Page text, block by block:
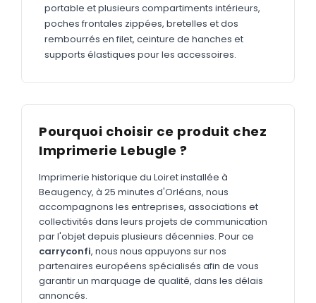
Étiquettes adhésives
Étiquettes adhésives en bobine
Adhésifs vitrine
Polos Nouveau
GOODIES
Catalogue complet Nouveau
Bureau & écriture
Sacs & voyages
Verres & déjeuner
portable et plusieurs compartiments intérieurs,
poches frontales zippées, bretelles et dos
rembourrés en filet, ceinture de hanches et
supports élastiques pour les accessoires.
Pourquoi choisir ce produit chez
Imprimerie Lebugle ?
Imprimerie historique du Loiret installée à
Beaugency, à 25 minutes d'Orléans, nous
accompagnons les entreprises, associations et
collectivités dans leurs projets de communication
par l'objet depuis plusieurs décennies. Pour ce
carryconfi, nous nous appuyons sur nos
partenaires européens spécialisés afin de vous
garantir un marquage de qualité, dans les délais
annoncés.